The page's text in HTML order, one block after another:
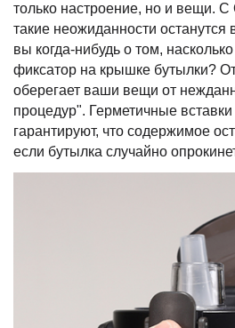
только настроение, но и вещи.
такие неожиданности
вы когда-нибудь о том,
фиксатор на крышке бутылки?
оберегает ваши вещи от
процедур". Герметичные
гарантируют, что содержимое
если бутылка случайно